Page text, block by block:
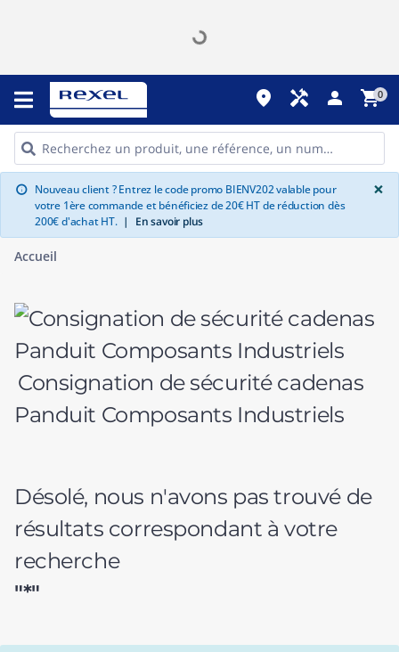
place handyman person shopping_cart0
info Nouveau client ? Entrez le code promo BIENV202 valable pour
votre 1ère commande et bénéficiez de 20€ HT de réduction dès
200€ d'achat HT. | En savoir plus
×
Accueil
Consignation de sécurité cadenas
Panduit Composants Industriels
Désolé, nous n'avons pas trouvé de
résultats correspondant à votre
recherche
"*"